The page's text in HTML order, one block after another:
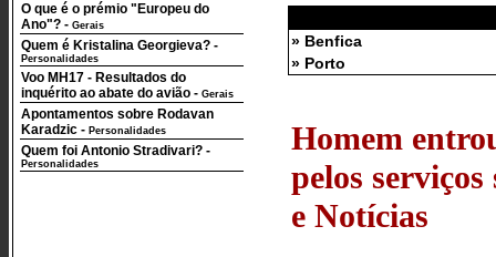
O que é o prémio "Europeu do
Ano"? - Gerais
Quem é Kristalina Georgieva? -
Personalidades
Voo MH17 - Resultados do
inquérito ao abate do avião - Gerais
Apontamentos sobre Rodavan
Karadzic - Personalidades
Quem foi Antonio Stradivari? -
Personalidades
» Benfica
» Porto
Homem
pelos
e Notícias